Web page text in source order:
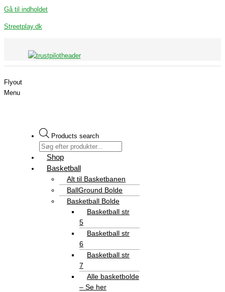
Gå til indholdet
Streetplay.dk
Flyout
Menu
Products search
Shop
Basketball
Alt til Basketbanen
BallGround Bolde
Basketball Bolde
Basketball str
5
Basketball str
6
Basketball str
7
Alle basketbolde
– Se her